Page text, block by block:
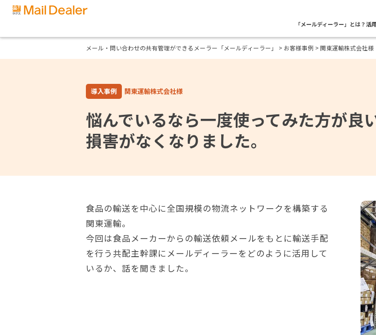
「メールディーラー」とは？活
メール・問い合わせの共有管理ができるメーラー「メールディーラー」 > お客様事例 > 関東運輸株式会社様
導入事例 関東運輸株式会社様
悩んでいるなら一度使ってみた方が良
損害がなくなりました。
食品の輸送を中心に全国規模の物流ネットワークを構築する
関東運輸。
今回は食品メーカーからの輸送依頼メールをもとに輸送手配
を行う共配主幹課にメールディーラーをどのように活用して
いるか、話を聞きました。